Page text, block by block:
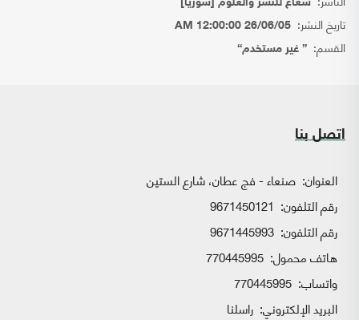
شعاع للنشر والعلوم [سوريا]
تاريخ النشر: 26/06/05 12:00:00 AM
القسم: { غير مستخدم}
اتصل بنا
العنوان: صنعاء - فج عطان، شارع الستين
رقم التلفون: 9671450121
رقم التلفون: 9671445993
هاتف محمول: 770445995
واتساب:
البريد الإلكتروني: راسلنا